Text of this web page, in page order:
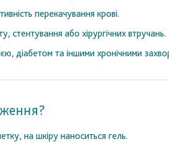
перекачування крові.
стентування або хірургічних втручань.
діабетом та іншими хронічними
на шкіру наноситься гель.